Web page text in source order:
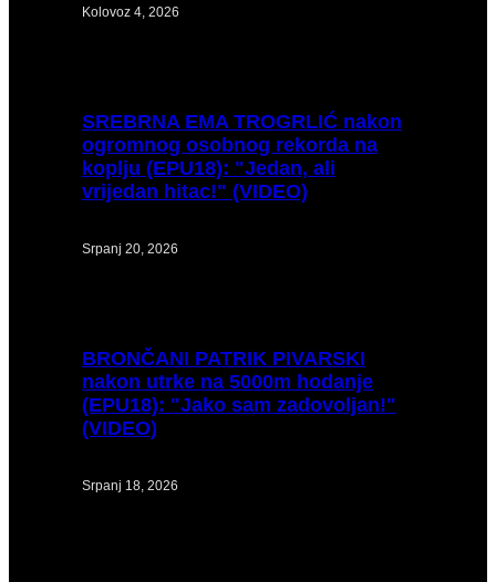
Kolovoz 4, 2026
SREBRNA EMA TROGRLIĆ nakon
ogromnog osobnog rekorda na
koplju (EPU18): "Jedan, ali
vrijedan hitac!" (VIDEO)
Srpanj 20, 2026
BRONČANI PATRIK PIVARSKI
nakon utrke na 5000m hodanje
(EPU18): "Jako sam zadovoljan!"
(VIDEO)
Srpanj 18, 2026